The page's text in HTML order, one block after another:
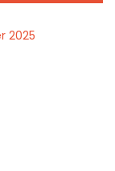
2025